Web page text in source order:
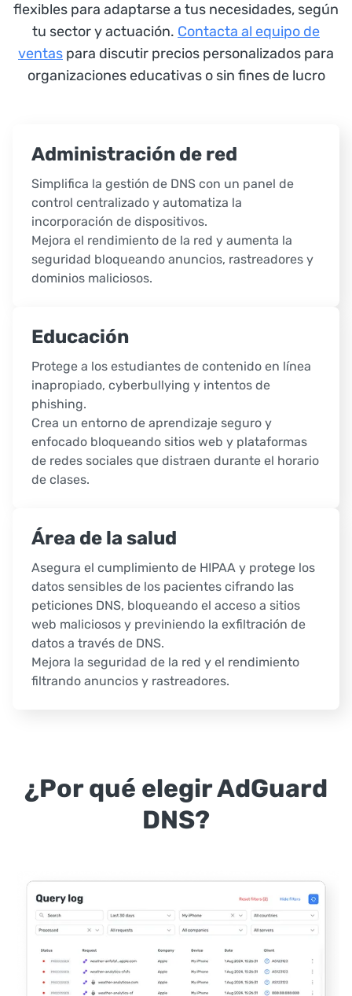
flexibles para adaptarse a tus necesidades, según
tu sector y actuación. Contacta al equipo de
ventas para discutir precios personalizados para
organizaciones educativas o sin fines de lucro
Administración de red
Simplifica la gestión de DNS con un panel de
control centralizado y automatiza la
incorporación de dispositivos.
Mejora el rendimiento de la red y aumenta la
seguridad bloqueando anuncios, rastreadores y
dominios maliciosos.
Educación
Protege a los estudiantes de contenido en línea
inapropiado, cyberbullying y intentos de
phishing.
Crea un entorno de aprendizaje seguro y
enfocado bloqueando sitios web y plataformas
de redes sociales que distraen durante el horario
de clases.
Área de la salud
Asegura el cumplimiento de HIPAA y protege los
datos sensibles de los pacientes cifrando las
peticiones DNS, bloqueando el acceso a sitios
web maliciosos y previniendo la exfiltración de
datos a través de DNS.
Mejora la seguridad de la red y el rendimiento
filtrando anuncios y rastreadores.
¿Por qué elegir AdGuard
DNS?